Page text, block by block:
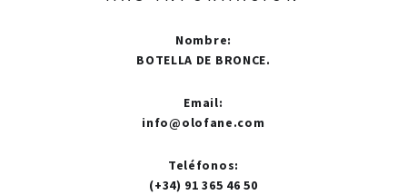
Nombre:
BOTELLA DE BRONCE.
Email:
info@olofane.com
Teléfonos:
(+34) 91 365 46 50